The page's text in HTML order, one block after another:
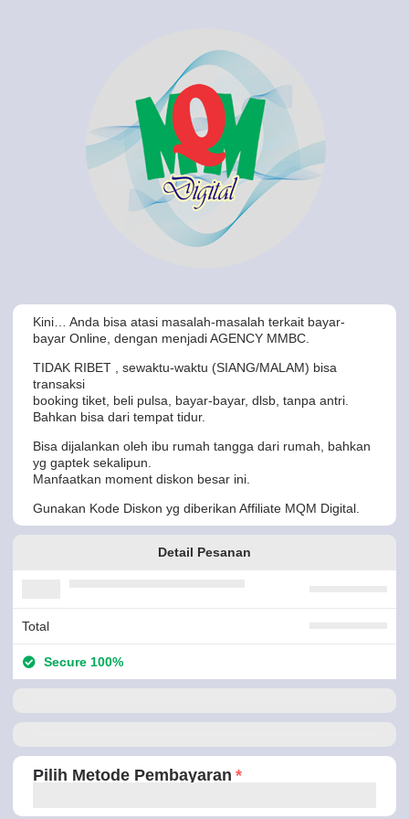
Kini… Anda bisa atasi masalah-masalah terkait bayar-
bayar Online, dengan menjadi AGENCY MMBC.
TIDAK RIBET , sewaktu-waktu (SIANG/MALAM) bisa
transaksi
booking tiket, beli pulsa, bayar-bayar, dlsb, tanpa antri.
Bahkan bisa dari tempat tidur.
Bisa dijalankan oleh ibu rumah tangga dari rumah, bahkan
yg gaptek sekalipun.
Manfaatkan moment diskon besar ini.
Gunakan Kode Diskon yg diberikan Affiliate MQM Digital.
Detail Pesanan
Total
Secure 100%
Pilih Metode Pembayaran